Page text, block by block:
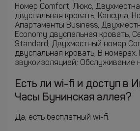
Номер Comfort, Люкс,
двуспальная кровать, Капсула,
Апартаменты Business,
Economy двуспальная кровать,
Standard, Двухместный номер
двуспальная кровать, В номерах:
звукоизоляцией; Обслуживание
Есть ли wi-fi и доступ в
Часы Бунинская аллея?
Да, есть бесплатный wi-fi.